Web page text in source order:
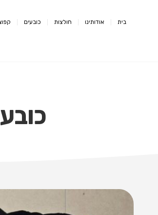
בית אודותינו חולצות כובעים